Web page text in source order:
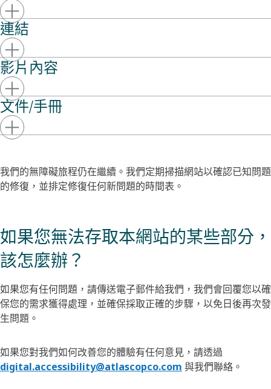
連結
影片內容
文件/手冊
我們的無障礙旅程仍在繼續。我們定期掃描網站以確認已知問題
的修復，並排定修復任何新問題的時間表。
如果您無法存取本網站的某些部分，
該怎麼辦？
如果您有任何問題，請傳送電子郵件給我們，我們會回覆您以確
保您的需求獲得處理，並確保採取正確的步驟，以免日後再次發
生問題。 ​
如果您對我們如何改善您的體驗有任何意見，請透過
digital.accessibility@atlascopco.com 與我們聯絡。